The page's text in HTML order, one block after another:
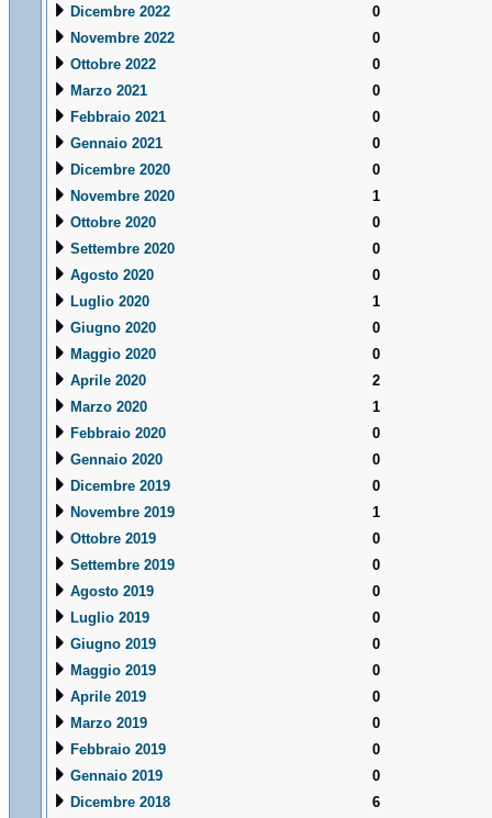
Dicembre 2022
0
Novembre 2022
0
Ottobre 2022
0
Marzo 2021
0
Febbraio 2021
0
Gennaio 2021
0
Dicembre 2020
0
Novembre 2020
1
Ottobre 2020
0
Settembre 2020
0
Agosto 2020
0
Luglio 2020
1
Giugno 2020
0
Maggio 2020
0
Aprile 2020
2
Marzo 2020
1
Febbraio 2020
0
Gennaio 2020
0
Dicembre 2019
0
Novembre 2019
1
Ottobre 2019
0
Settembre 2019
0
Agosto 2019
0
Luglio 2019
0
Giugno 2019
0
Maggio 2019
0
Aprile 2019
0
Marzo 2019
0
Febbraio 2019
0
Gennaio 2019
0
Dicembre 2018
6